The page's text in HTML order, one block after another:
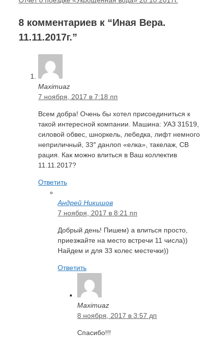
8 комментариев к “Иная Вера.
11.11.2017г.”
Maximuaz
7 ноября, 2017 в 7:18 пп
Всем добра! Очень бы хотел присоединиться к
такой интересной компании. Машина: УАЗ 31519,
силовой обвес, шноркель, лебедка, лифт немного
неприличный, 33″ данлоп «елка», такелаж, СВ
рация. Как можно влиться в Ваш коллектив
11.11.2017?
Ответить
Андрей Никишов
7 ноября, 2017 в 8:21 пп
Добрый день! Пишем) а влиться просто,
приезжайте на место встречи 11 числа))
Найдем и для 33 колес местечки))
Ответить
Maximuaz
8 ноября, 2017 в 3:57 дп
Спасибо!!!